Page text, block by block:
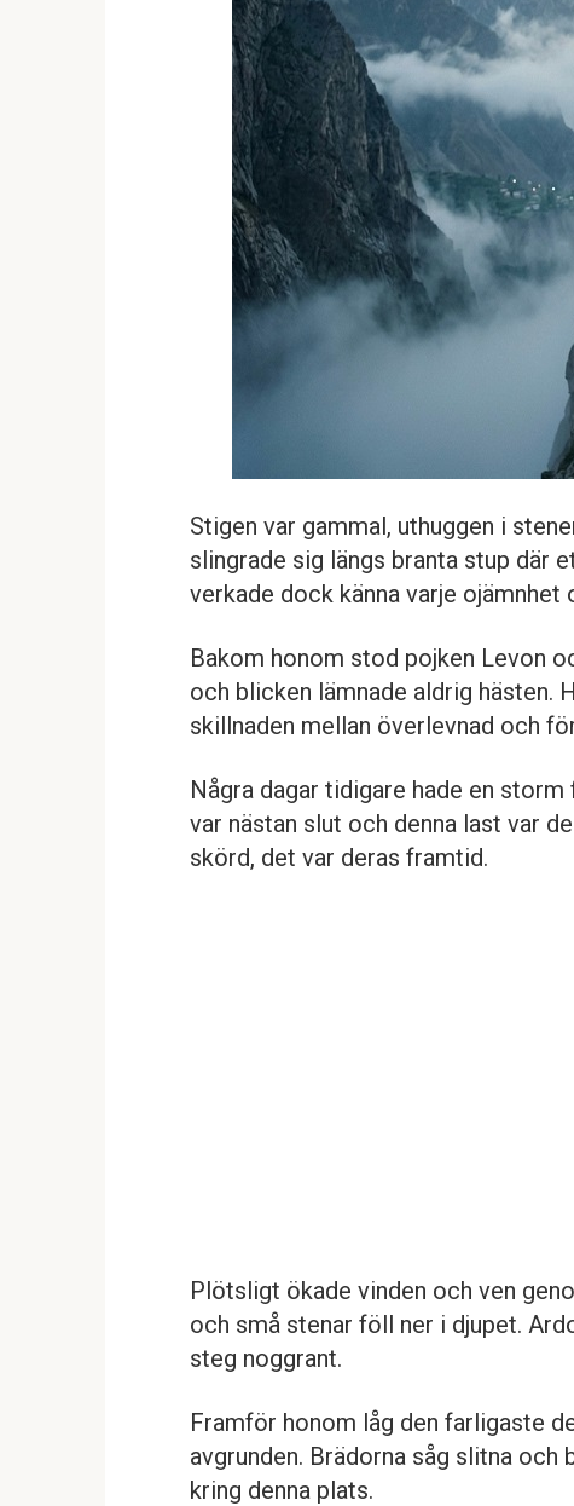
Stigen var gammal, uthuggen i
slingrade sig längs branta stup där
verkade dock känna varje
Bakom honom stod pojken Levon
och blicken lämnade aldrig hästen.
skillnaden mellan överlevnad och
Några dagar tidigare hade en
var nästan slut och denna last var
skörd, det var deras framtid.
Plötsligt ökade vinden och ven
och små stenar föll ner i djupet.
steg noggrant.
Framför honom låg den farligaste
avgrunden. Brädorna såg slitna och
kring denna plats.